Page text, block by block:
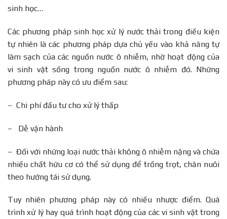
sinh học…
Các phương pháp sinh học xử lý nước thải trong điều kiện
tự nhiên là các phương pháp dựa chủ yếu vào khả năng tự
làm sạch của các nguồn nước ô nhiễm, nhờ hoạt động của
vi sinh vật sống trong nguồn nước ô nhiễm đó. Những
phương pháp này có ưu điểm sau:
– Chi phí đầu tư cho xử lý thấp
– Dễ vận hành
– Đối với những loại nước thải không ô nhiễm nặng và chứa
nhiều chất hữu cơ có thể sử dụng để trồng trọt, chăn nuôi
theo hướng tái sử dụng.
Tuy nhiên phương pháp này có nhiều nhược điểm. Quá
trình xử lý hay quá trình hoạt động của các vi sinh vật trong